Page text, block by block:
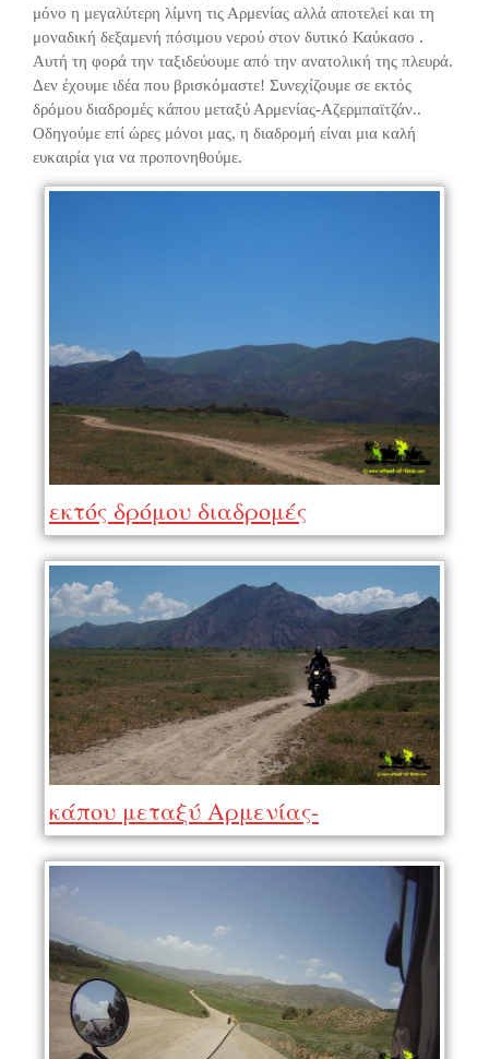
μόνο η μεγαλύτερη λίμνη τις Αρμενίας αλλά αποτελεί και τη
μοναδική δεξαμενή πόσιμου νερού στον δυτικό Καύκασο .
Αυτή τη φορά την ταξιδεύουμε από την ανατολική της πλευρά.
Δεν έχουμε ιδέα που βρισκόμαστε! Συνεχίζουμε σε εκτός
δρόμου διαδρομές κάπου μεταξύ Αρμενίας-Αζερμπαϊτζάν..
Οδηγούμε επί ώρες μόνοι μας, η διαδρομή είναι μια καλή
ευκαιρία για να προπονηθούμε.
εκτός δρόμου διαδρομές
κάπου μεταξύ Αρμενίας-
Αζερμπαϊτζάν